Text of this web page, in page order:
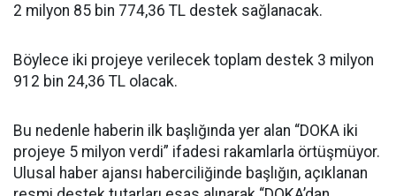
2 milyon 85 bin 774,36 TL destek sağlanacak.
Böylece iki projeye verilecek toplam destek 3 milyon
912 bin 24,36 TL olacak.
Bu nedenle haberin ilk başlığında yer alan “DOKA iki
projeye 5 milyon verdi” ifadesi rakamlarla örtüşmüyor.
Ulusal haber ajansı haberciliğinde başlığın, açıklanan